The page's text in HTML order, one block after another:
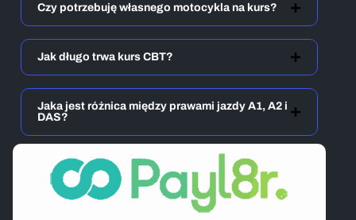
Czy potrzebuję własnego motocykla na kurs?
Jak długo trwa kurs CBT?
Jaka jest różnica między prawami jazdy A1, A2 i
DAS?